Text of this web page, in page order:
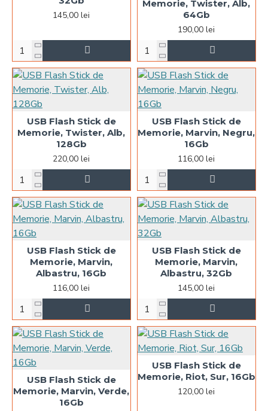
145,00 lei
Memorie, Twister, Alb,
64Gb
190,00 lei
USB Flash Stick de
Memorie, Twister, Alb,
128Gb
220,00 lei
USB Flash Stick de
Memorie, Marvin, Negru,
16Gb
116,00 lei
USB Flash Stick de
Memorie, Marvin,
Albastru, 16Gb
116,00 lei
USB Flash Stick de
Memorie, Marvin,
Albastru, 32Gb
145,00 lei
USB Flash Stick de
Memorie, Marvin, Verde,
16Gb
USB Flash Stick de
Memorie, Riot, Sur, 16Gb
120,00 lei